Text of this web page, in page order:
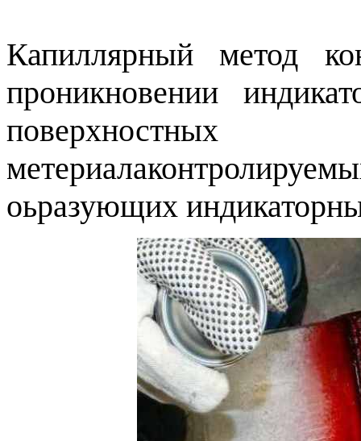
Капиллярный метод
проникновении
оьразующих